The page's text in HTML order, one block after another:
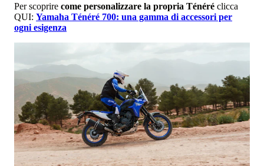
Per scoprire come personalizzare la propria Ténéré clicca
QUI: Yamaha Ténéré 700: una gamma di accessori per
ogni esigenza